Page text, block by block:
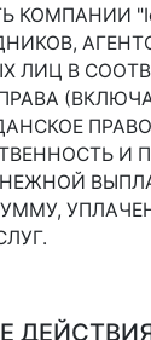
КОМПАНИИ
ЛИЦ В
И